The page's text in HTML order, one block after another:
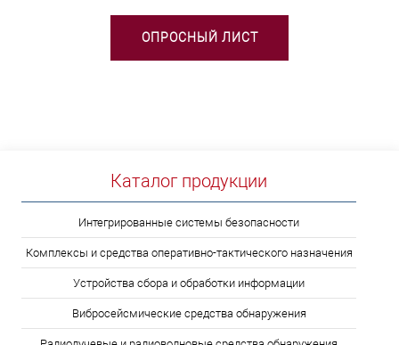
ОПРОСНЫЙ ЛИСТ
Каталог продукции
Интегрированные системы безопасности
Комплексы и средства оперативно-тактического назначения
Устройства сбора и обработки информации
Вибросейсмические средства обнаружения